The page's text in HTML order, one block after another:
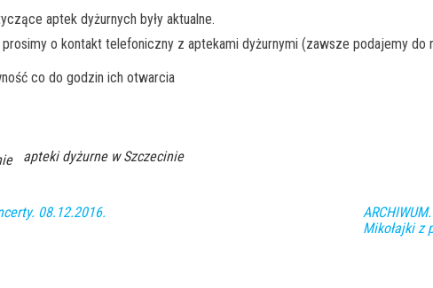
aptek dyżurnych były aktualne.
o kontakt telefoniczny z aptekami dyżurnymi (zawsze podajemy do
co do godzin ich otwarcia
apteki dyżurne w Szczecinie
08.12.2016.
Mikołajki z